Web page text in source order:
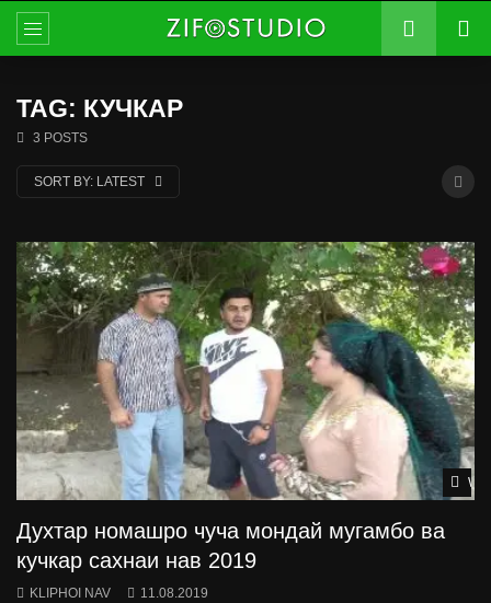
TAG: КУЧКАР
3 POSTS
SORT BY: LATEST
Духтар номашро чуча мондай мугамбо ва
кучкар сахнаи нав 2019
KLIPHOI NAV 11.08.2019